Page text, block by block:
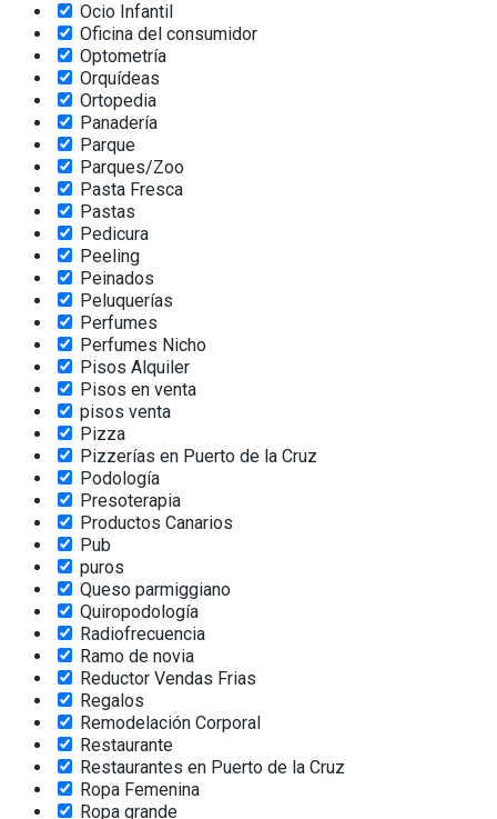
Ocio Infantil
Oficina del consumidor
Optometría
Orquídeas
Ortopedia
Panadería
Parque
Parques/Zoo
Pasta Fresca
Pastas
Pedicura
Peeling
Peinados
Peluquerías
Perfumes
Perfumes Nicho
Pisos Alquiler
Pisos en venta
pisos venta
Pizza
Pizzerías en Puerto de la Cruz
Podología
Presoterapia
Productos Canarios
Pub
puros
Queso parmiggiano
Quiropodología
Radiofrecuencia
Ramo de novia
Reductor Vendas Frias
Regalos
Remodelación Corporal
Restaurante
Restaurantes en Puerto de la Cruz
Ropa Femenina
Ropa grande